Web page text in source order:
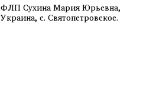
ФЛП Сухина Мария Юрьевна,
Украина, с. Святопетровское.